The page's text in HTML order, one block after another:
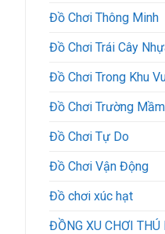
Đồ Chơi Thông Minh
Đồ Chơi Trái Cây
Đồ Chơi Trong Khu
Đồ Chơi Trường
Đồ Chơi Tự Do
Đồ Chơi Vận Động
Đồ chơi xúc hạt
ĐỒNG XU CHƠI THÚ